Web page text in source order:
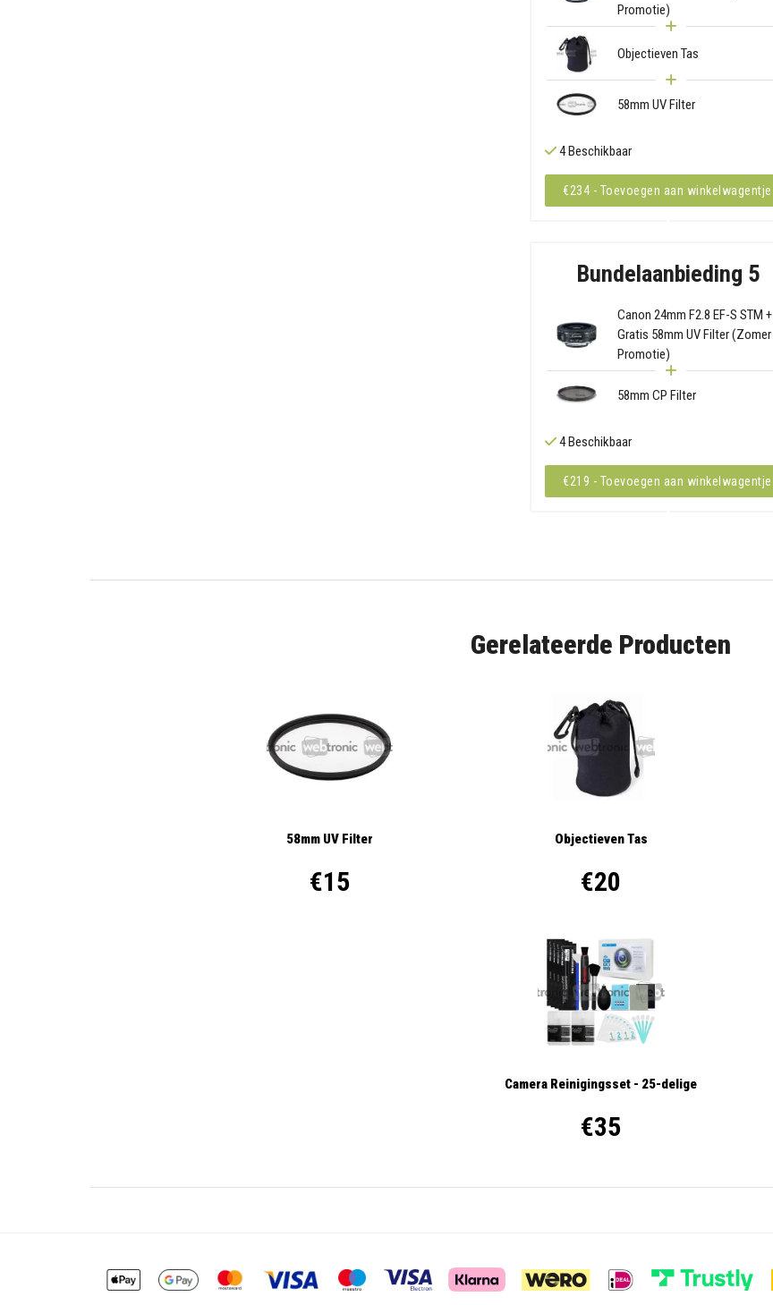
Promotie)
Objectieven Tas
58mm UV Filter
4 Beschikbaar
€234 - Toevoegen aan winkelwagentje
Bundelaanbieding 5
Canon 24mm F2.8 EF-S STM +
Gratis 58mm UV Filter (Zomer
Promotie)
58mm CP Filter
4 Beschikbaar
€219 - Toevoegen aan winkelwagentje
Gerelateerde Producten
58mm UV Filter
€15
Objectieven Tas
€20
Camera Reinigingsset - 25-delige
€35